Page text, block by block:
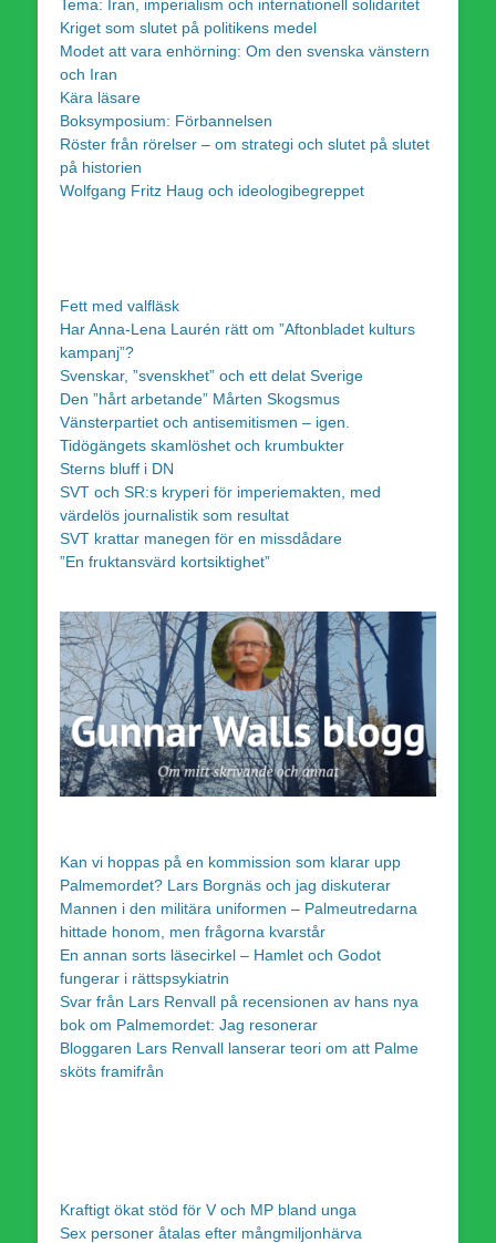
Tema: Iran, imperialism och internationell solidaritet
Kriget som slutet på politikens medel
Modet att vara enhörning: Om den svenska vänstern
och Iran
Kära läsare
Boksymposium: Förbannelsen
Röster från rörelser – om strategi och slutet på slutet
på historien
Wolfgang Fritz Haug och ideologibegreppet
Fett med valfläsk
Har Anna-Lena Laurén rätt om ”Aftonbladet kulturs
kampanj”?
Svenskar, ”svenskhet” och ett delat Sverige
Den ”hårt arbetande” Mårten Skogsmus
Vänsterpartiet och antisemitismen – igen.
Tidögängets skamlöshet och krumbukter
Sterns bluff i DN
SVT och SR:s kryperi för imperiemakten, med
värdelös journalistik som resultat
SVT krattar manegen för en missdådare
”En fruktansvärd kortsiktighet”
Kan vi hoppas på en kommission som klarar upp
Palmemordet? Lars Borgnäs och jag diskuterar
Mannen i den militära uniformen – Palmeutredarna
hittade honom, men frågorna kvarstår
En annan sorts läsecirkel – Hamlet och Godot
fungerar i rättspsykiatrin
Svar från Lars Renvall på recensionen av hans nya
bok om Palmemordet: Jag resonerar
Bloggaren Lars Renvall lanserar teori om att Palme
sköts framifrån
Kraftigt ökat stöd för V och MP bland unga
Sex personer åtalas efter mångmiljonhärva